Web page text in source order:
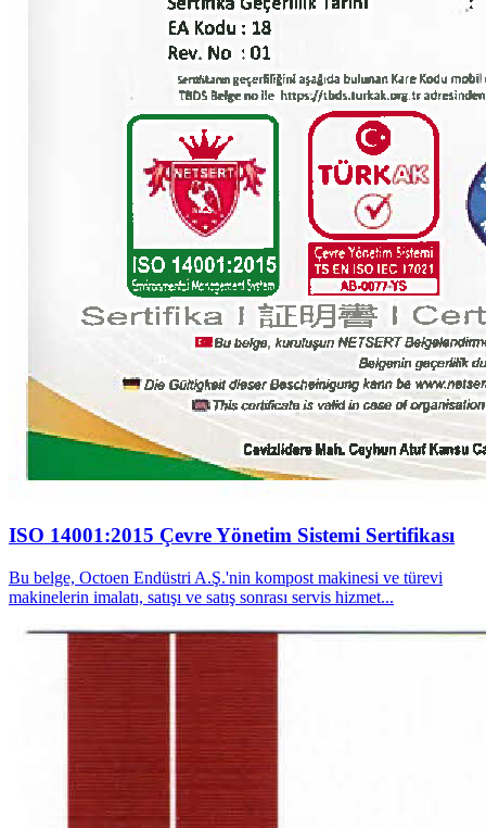
ISO 14001:2015 Çevre Yönetim Sistemi Sertifikası
Bu belge, Octoen Endüstri A.Ş.'nin kompost makinesi ve türevi
makinelerin imalatı, satışı ve satış sonrası servis hizmet...